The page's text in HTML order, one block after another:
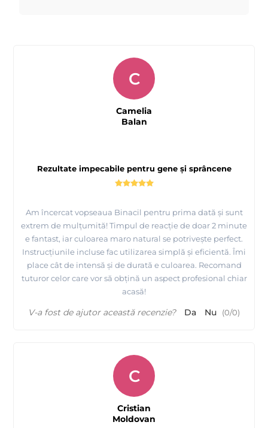
Rezultate impecabile pentru gene și sprâncene
Am încercat vopseaua Binacil pentru prima dată și sunt
extrem de mulțumită! Timpul de reacție de doar 2 minute
e fantast, iar culoarea maro natural se potrivește perfect.
Instrucțiunile incluse fac utilizarea simplă și eficientă. Îmi
place cât de intensă și de durată e culoarea. Recomand
tuturor celor care vor să obțină un aspect profesional chiar
acasă!
C
Camelia
Balan
V-a fost de ajutor această recenzie? Da Nu (0/0)
C
Cristian
Moldovan